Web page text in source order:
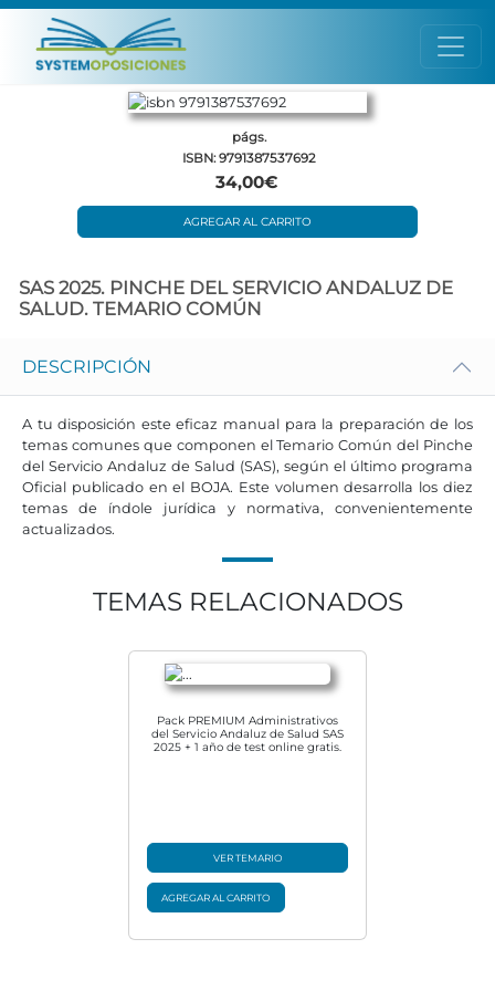
págs.
ISBN: 9791387537692
34,00€
AGREGAR AL CARRITO
SAS 2025. PINCHE DEL SERVICIO ANDALUZ DE
SALUD. TEMARIO COMÚN
DESCRIPCIÓN
A tu disposición este eficaz manual para la preparación de los
temas comunes que componen el Temario Común del Pinche
del Servicio Andaluz de Salud (SAS), según el último programa
Oficial publicado en el BOJA. Este volumen desarrolla los diez
temas de índole jurídica y normativa, convenientemente
actualizados.
TEMAS RELACIONADOS
Pack PREMIUM Administrativos
del Servicio Andaluz de Salud SAS
2025 + 1 año de test online gratis.
VER TEMARIO
AGREGAR AL CARRITO